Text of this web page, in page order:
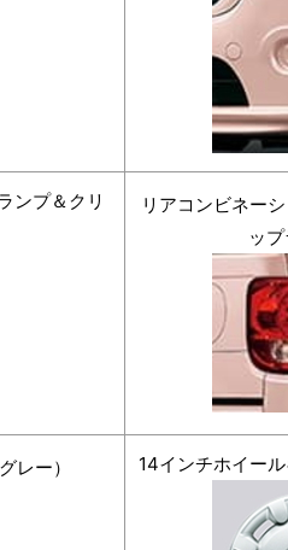
ンプ＆クリ
リアコンビネー
ップ
レー） 14インチホイー